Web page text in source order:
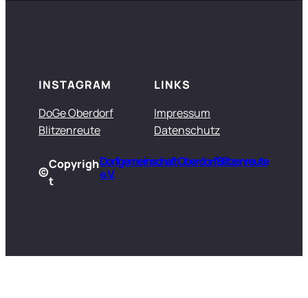
INSTAGRAM
DoGe Oberdorf
Blitzenreute
LINKS
Impressum
Datenschutz
©
Copyrigh
t
Dorfgemeinschaft Oberdorf Blitzenreute
e.V.